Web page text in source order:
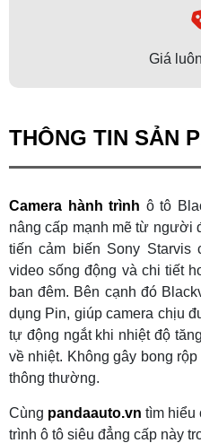
Giá
THÔNG TIN SẢN
Camera hành trình ô tô
nâng cấp mạnh mẽ từ người
tiến cảm biến Sony
video sống động và chi tiết
ban đêm. Bên cạnh đó
dụng Pin, giúp camera chịu
tự động ngắt khi nhiệt độ
về nhiệt. Không gây bong
thông thường.
Cùng pandaauto.vn tìm hiểu
trình ô tô siêu đẳng cấp này